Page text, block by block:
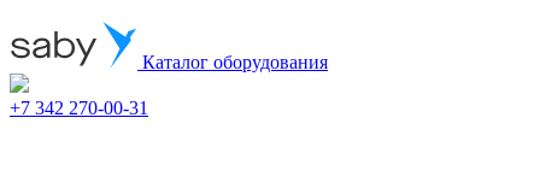
Каталог оборудования
+7 342 270-00-31